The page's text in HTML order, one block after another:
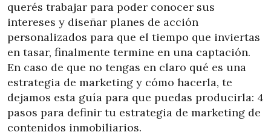
querés trabajar para poder conocer sus
intereses y diseñar planes de acción
personalizados para que el tiempo que inviertas
en tasar, finalmente termine en una captación.
En caso de que no tengas en claro qué es una
estrategia de marketing y cómo hacerla, te
dejamos esta guía para que puedas producirla: 4
pasos para definir tu estrategia de marketing de
contenidos inmobiliarios.